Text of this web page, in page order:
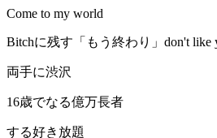
Come to my world
Bitchに残す「もう終わり」don't like
両手に渋沢
16歳でなる億万長者
する好き放題